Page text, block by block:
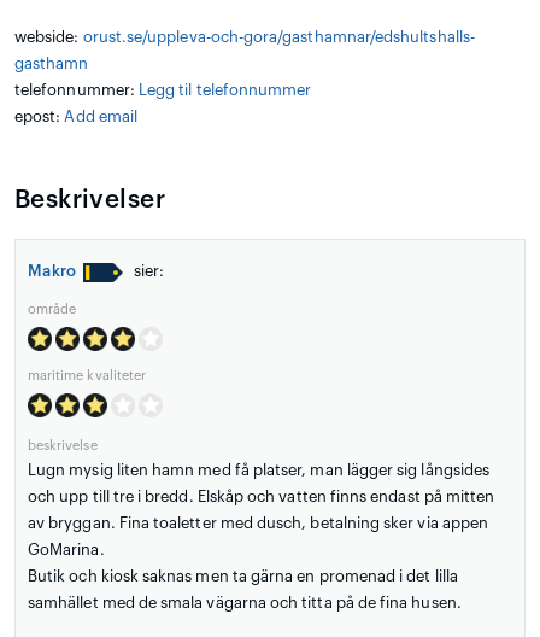
webside: orust.se/uppleva-och-gora/gasthamnar/edshultshalls-
gasthamn
telefonnummer:
Legg til telefonnummer
epost: Add email
Beskrivelser
Makro sier:
område
maritime kvaliteter
beskrivelse
Lugn mysig liten hamn med få platser, man lägger sig långsides
och upp till tre i bredd. Elskåp och vatten finns endast på mitten
av bryggan. Fina toaletter med dusch, betalning sker via appen
GoMarina.
Butik och kiosk saknas men ta gärna en promenad i det lilla
samhället med de smala vägarna och titta på de fina husen.